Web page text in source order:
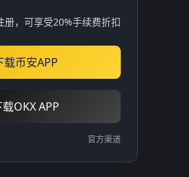
册，可享受20%手续费折扣
载币安APP
OKX APP
官方渠道